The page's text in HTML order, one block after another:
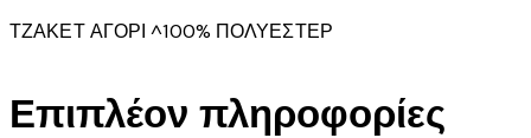
ΤΖΑΚΕΤ ΑΓΟΡΙ ^100% ΠΟΛΥΕΣΤΕΡ
Επιπλέον πληροφορίες